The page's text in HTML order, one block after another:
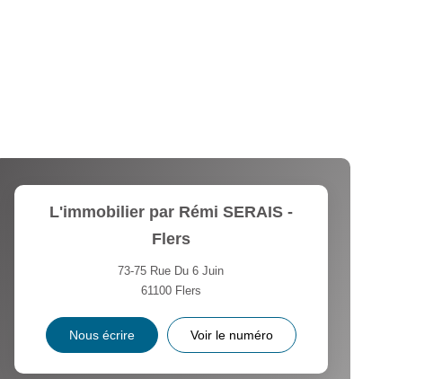
L'immobilier par Rémi SERAIS -
Flers
73-75 Rue Du 6 Juin
61100 Flers
Nous écrire Voir le numéro